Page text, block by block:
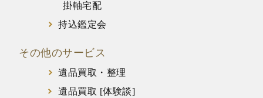
掛軸宅配
持込鑑定会
その他のサービス
遺品買取・整理
遺品買取 [体験談]